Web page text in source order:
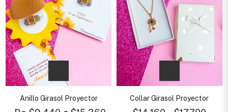
Anillo Girasol Proyector Collar Girasol Proyector